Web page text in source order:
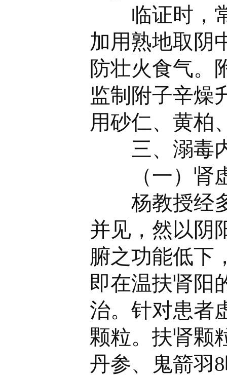
临证时，常
加用熟地取阴
防壮火食气。
监制附子辛燥
用砂仁、黄柏
三、溺毒内
（一）肾虚
杨教授经多
并见，然以阴
腑之功能低下
即在温扶肾阳
治。针对患者
颗粒。扶肾颗
丹参、鬼箭羽